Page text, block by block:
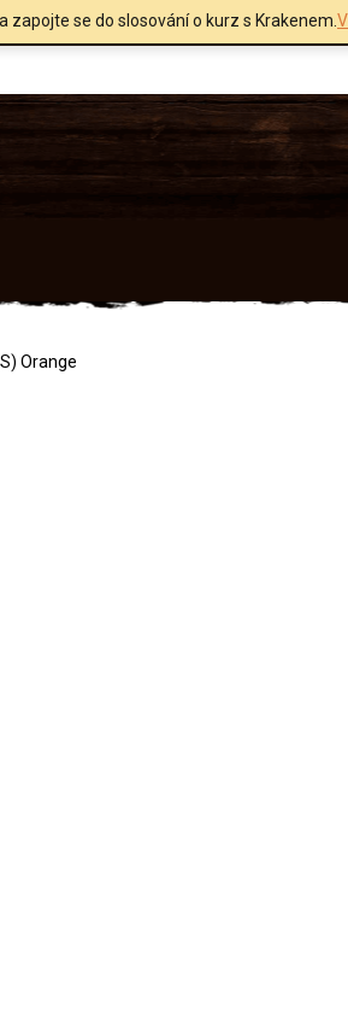
zapojte se do slosování o kurz s Krakenem.
Orange